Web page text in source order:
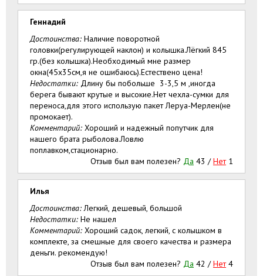
Геннадий
Достоинства: Наличие поворотной
головки(регулирующей наклон) и колышка.Лёгкий 845
гр.(без колышка).Необходимый мне размер
окна(45х35см,я не ошибаюсь).Естествено цена!
Недостатки: Длину бы побольше 3-3,5 м ,иногда
берега бывают крутые и высокие.Нет чехла-сумки для
переноса,для этого использую пакет Леруа-Мерлен(не
промокает).
Комментарий: Хороший и надежный попутчик для
нашего брата рыболова.Ловлю
поплавком,стационарно.
Отзыв был вам полезен? Да 43 /Нет 1
Илья
Достоинства:Легкий, дешевый, большой
Недостатки: Не нашел
Комментарий: Хороший садок, легкий, с колышком в
комплекте, за смешные для своего качества и размера
деньги. рекомендую!
Отзыв был вам полезен? Да 42 /Нет 4